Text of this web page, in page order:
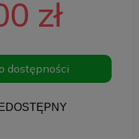
zł
dostępności